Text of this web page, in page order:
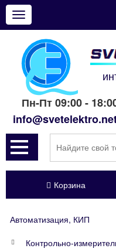
Показать
меню
Пн-Пт 09:00 -
Корзина
Автоматизация, КИП
Контрольно-